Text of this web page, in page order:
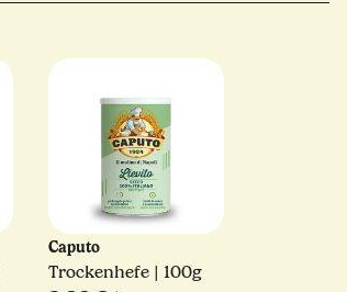
Caputo
Trockenhefe | 100g